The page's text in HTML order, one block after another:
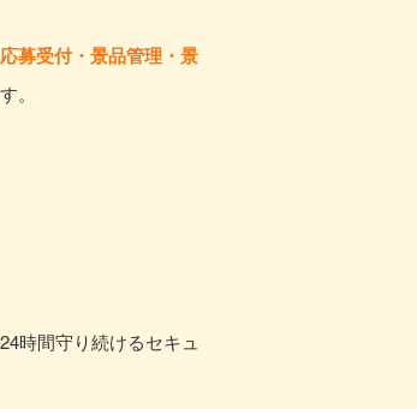
募受付・景品管理・景
。
時間守り続けるセキュ